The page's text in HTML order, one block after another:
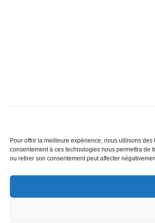
Pour offrir la meilleure expérience, nous utilisons
consentement à ces technologies nous permettra de
ou retirer son consentement peut affecter